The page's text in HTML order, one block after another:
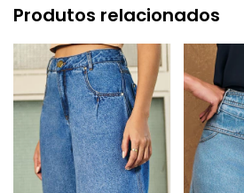
Produtos relacionados